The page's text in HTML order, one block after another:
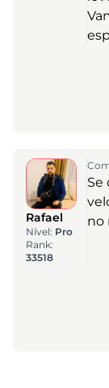
Rafael
Nível: Pro
Rank:
33518
Se
no